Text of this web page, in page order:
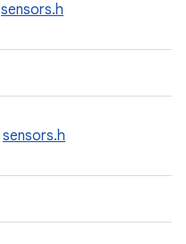
sensors.h
sensors.h